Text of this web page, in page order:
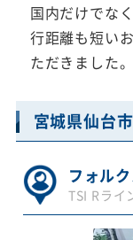
国内だけでな
行距離も短い
ただきました。
宮城県仙台
フォル
TSI Rラ